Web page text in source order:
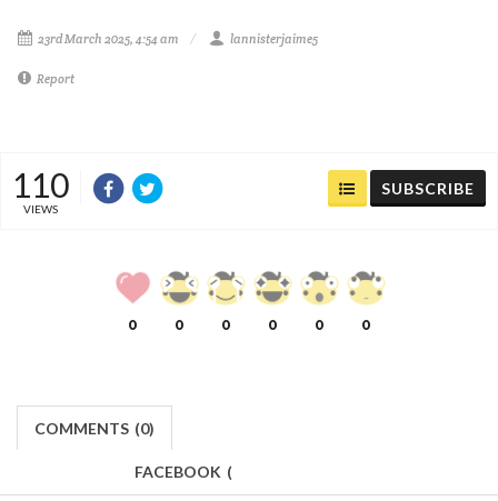
23rd March 2025, 4:54 am lannisterjaime5
Report
110
VIEWS
SUBSCRIBE
0 0 0 0 0 0
COMMENTS (0)
FACEBOOK (